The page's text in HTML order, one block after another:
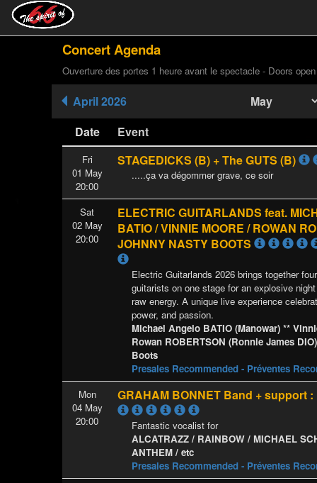
Concert Agenda
Ouverture des portes 1 heure avant le spectacle - Doors
April 2026
Date
Event
Fri
01 May
20:00
STAGEDICKS (B) + The GUTS (B)
.....ça va dégommer grave, ce soir
Sat
02 May
20:00
ELECTRIC GUITARLANDS feat.
BATIO / VINNIE MOORE / ROWAN
JOHNNY NASTY BOOTS
Electric Guitarlands 2026 brings together
guitarists on one stage for an explosive
raw energy. A unique live experience
power, and passion.
Michael Angelo BATIO (Manowar) **
Rowan ROBERTSON (Ronnie James
Boots
Presales Recommended - Préventes
Mon
04 May
20:00
GRAHAM BONNET Band + support
Fantastic vocalist for
ALCATRAZZ / RAINBOW / MICHAEL
ANTHEM / etc
Presales Recommended - Préventes